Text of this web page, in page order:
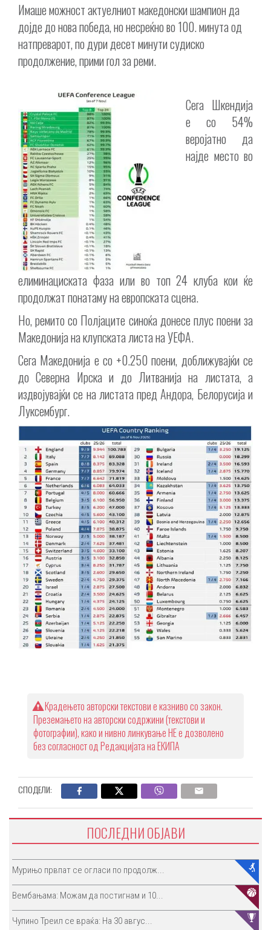
Имаше можност актуелниот македонски шампион да
дојде до нова победа, но несреќно во 100. минута од
натпреварот, по дури десет минути судиско
продолжение, прими гол за реми.
Сега Шкендија
е со 54%
веројатно да
најде место во
елиминациската фаза или во топ 24 клуба кои ќе
продолжат понатаму на европската сцена.
Но, ремито со Полјаците синоќа донесе плус поени за
Македонија на клупската листа на УЕФА.
Сега Македонија е со +0.250 поени, доближувајќи се
до Северна Ирска и до Литванија на листата, а
издвојувајќи се на листата пред Андора, Белорусија и
Луксембург.
Крадењето авторски текстови е казниво со закон.
Преземањето на авторски содржини (текстови и
фотографии), како и нивно линкување НЕ е дозволено
без согласност од Редакцијата на ЕКИПА
СПОДЕЛИ:
ПОСЛЕДНИ ОБЈАВИ
Мурињо првпат се огласи по продолж...
Вембањама: Можам да постигнам и 10...
Чупино Треил се враќа: На 30 авгус...